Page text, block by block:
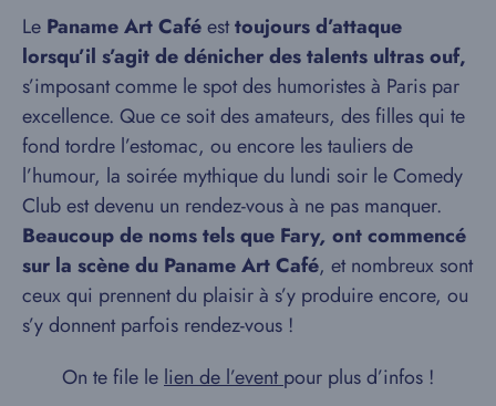
Le Paname Art Caféesttoujours d’attaque
lorsqu’il s’agit de dénicher des talents ultras ouf,
s’imposant comme le spot des humoristes à Paris par
excellence. Que ce soit des amateurs, des filles qui te
fond tordre l’estomac, ou encore les tauliers de
l’humour, la soirée mythique du lundi soir le Comedy
Club est devenu un rendez-vous à ne pas manquer.
Beaucoup de noms tels que Fary, ont commencé
sur la scène du Paname Art Café, et nombreux sont
ceux qui prennent du plaisir à s’y produire encore, ou
s’y donnent parfois rendez-vous !
On te file le lien de l’eventpour plus d’infos !